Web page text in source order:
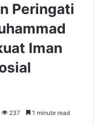
Peringati
Iman
237 1 minute read